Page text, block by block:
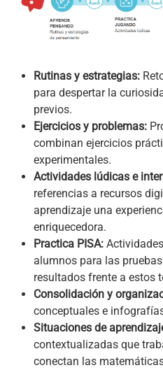
Rutinas y estrategias:
para despertar la
previos.
Ejercicios y problemas:
combinan ejercicios
experimentales.
Actividades lúdicas e
referencias a recursos
aprendizaje una
enriquecedora.
Practica PISA:
alumnos para las
resultados frente a estos
Consolidación y
conceptuales e
Situaciones de
contextualizadas que
conectan las